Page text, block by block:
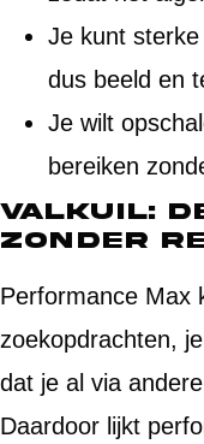
Je kunt
dus beeld en
Je wilt
bereiken
Valkuil:
zonder
Performance Max
zoekopdrachten,
dat je al via
Daardoor lijkt